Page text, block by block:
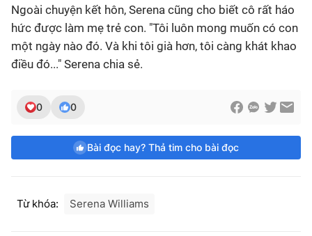
Ngoài chuyện kết hôn, Serena cũng cho biết cô rất háo
hức được làm mẹ trẻ con. "Tôi luôn mong muốn có con
một ngày nào đó. Và khi tôi già hơn, tôi càng khát khao
điều đó..." Serena chia sẻ.
0 0
Bài đọc hay? Thả tim cho bài đọc
Từ khóa: Serena Williams